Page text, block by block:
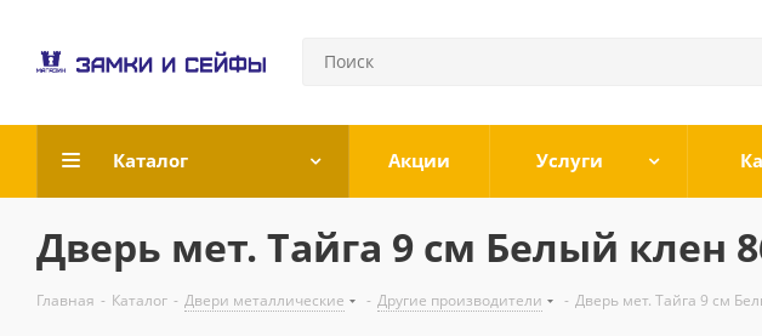
Каталог Акции Услуги
Дверь мет. Тайга 9 см Белый клен
Главная - Каталог - Двери металлические - Другие производители - Дверь мет. Тайга 9 см